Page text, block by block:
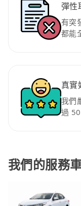
彈性
有突
都能
真實
我們
過
我們的服務